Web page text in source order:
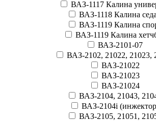
ВАЗ-1117 Калина
ВАЗ-1118 Калина
ВАЗ-1119 Калина
ВАЗ-1119 Калина
ВАЗ-2101-07
ВАЗ-2102, 21022, 21023,
ВАЗ-21022
ВАЗ-21023
ВАЗ-21024
ВАЗ-2104, 21043,
ВАЗ-2104i
ВАЗ-2105, 21051,